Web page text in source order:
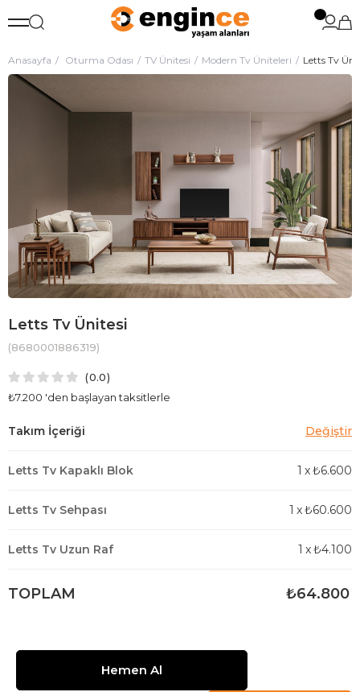
Anasayfa Oturma Odası TV Ünitesi Modern Tv Üniteleri Letts Tv
Letts Tv Ünitesi
(8680001886319)
0.0
₺7.200 'den başlayan taksitlerle
Letts Tv Kapaklı Blok 1 x₺6.600
Letts Tv Sehpası 1 x₺60.600
Letts Tv Uzun Raf 1 x₺4.100
TOPLAM ₺64.800